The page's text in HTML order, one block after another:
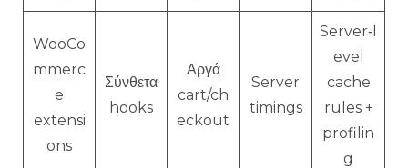
WooCo
mmerc
e
extensi
ons
Σύνθετα
hooks
Αργά
cart/ch
eckout
Server
timings
Server‑l
evel
cache
rules +
profilin
g